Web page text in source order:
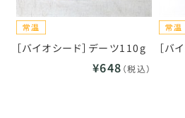
［バイオシード］デーツ110g
¥648 （税込）
［バ